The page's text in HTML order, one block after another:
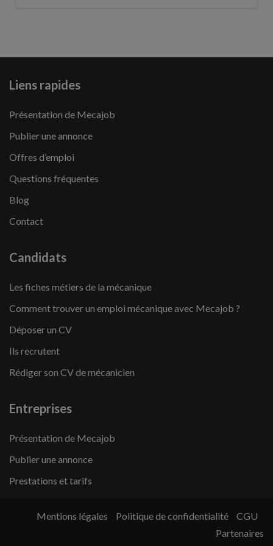
Liens rapides
Présentation de Mecajob
Publier une annonce
Offres d’emploi
Questions fréquentes
Blog
Contact
Candidats
Les fiches métiers de la mécanique
Comment trouver un emploi mécanique avec Mecajob ?
Déposer un CV
Ils recrutent
Rédiger son CV de mécanicien
Entreprises
Présentation de Mecajob
Publier une annonce
Prestations et tarifs
Mentions légales Politique de confidentialité
CGU
Partenaires